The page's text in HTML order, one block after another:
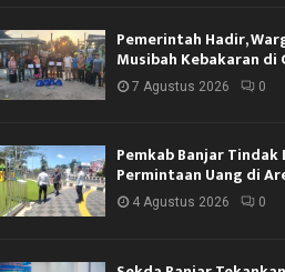
Pemerintah Hadir,
Musibah Kebakaran di
7 Agustus 2026 0
Pemkab Banjar
Permintaan Uang di
4 Agustus 2026 0